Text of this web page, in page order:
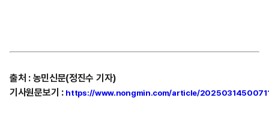
출처 : 농민신문(정진수 기자)
기사원문보기 : https://www.nongmin.com/article/